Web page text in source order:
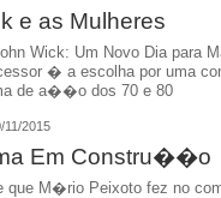
e as Mulheres
Wick: Um Novo Dia para
� a escolha por uma
de a��o dos 70 e 80
11/2015
Em Constru��o
que M�rio Peixoto fez no